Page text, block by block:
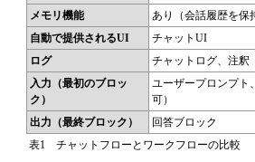
メモリ機能
あり（会話履歴を保
自動で提供されるUI
チャットUI
ログ
チャットログ、注釈
入力（最初のブロッ
ク）
ユーザープロンプト
可）
出力（最終ブロック）
回答ブロック
表1 チャットフローとワークフローの比較